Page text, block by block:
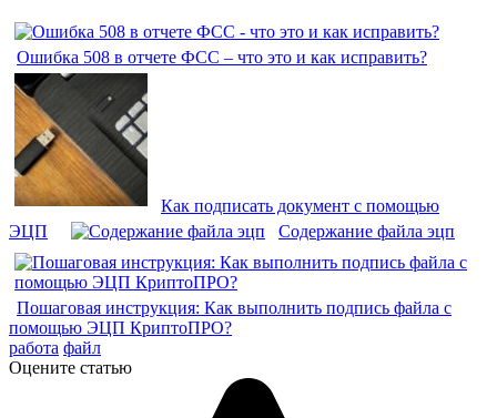
Ошибка 508 в отчете ФСС – что это и как исправить?
Как подписать документ с помощью
ЭЦП
Содержание файла эцп
Пошаговая инструкция: Как выполнить подпись файла с
помощью ЭЦП КриптоПРО?
работа файл
Оцените статью